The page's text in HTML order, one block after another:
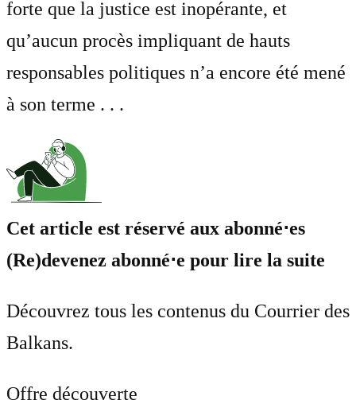
forte que la justice est inopérante, et
qu’aucun procès impliquant de hauts
responsables politiques n’a encore été mené
à son terme . . .
Cet article est réservé aux abonné⋅es
(Re)devenez abonné⋅e pour lire la suite
Découvrez tous les contenus du Courrier des
Balkans.
Offre découverte